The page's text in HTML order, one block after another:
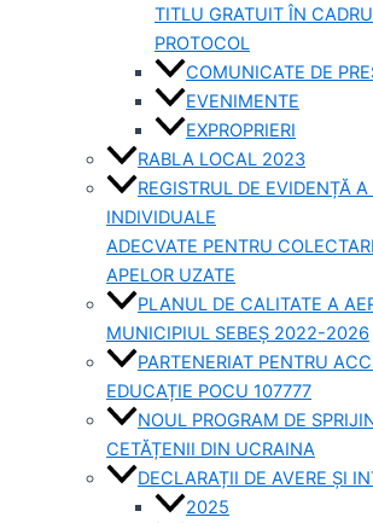
TITLU GRATUIT ÎN
PROTOCOL
COMUNICATE DE
EVENIMENTE
EXPROPRIERI
RABLA LOCAL 2023
REGISTRUL DE EVIDENȚĂ
INDIVIDUALE
ADECVATE PENTRU
APELOR UZATE
PLANUL DE CALITATE A
MUNICIPIUL SEBEȘ 2022-2026
PARTENERIAT PENTRU
EDUCAȚIE POCU 107777
NOUL PROGRAM DE
CETĂȚENII DIN UCRAINA
DECLARAȚII DE AVERE ȘI
2025